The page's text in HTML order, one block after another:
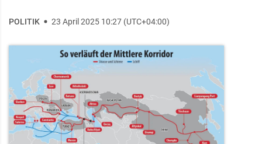
POLITIK 23 April 2025 10:27 (UTC+04:00)